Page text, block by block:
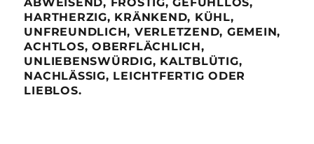
HARTHERZIG, KRÄNKEND, KÜHL,
UNFREUNDLICH, VERLETZEND, GEMEIN,
ACHTLOS, OBERFLÄCHLICH,
UNLIEBENSWÜRDIG, KALTBLÜTIG,
NACHLÄSSIG, LEICHTFERTIG ODER
LIEBLOS.